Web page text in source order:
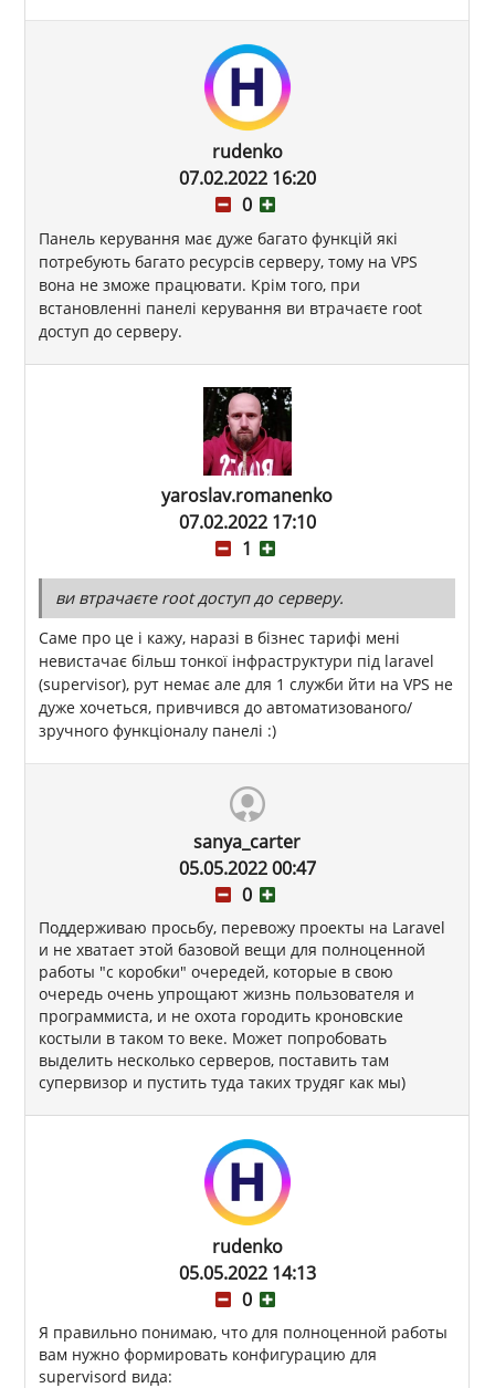
rudenko
07.02.2022 16:20
0
Панель керування має дуже багато функцій які
потребують багато ресурсів серверу, тому на VPS
вона не зможе працювати. Крім того, при
встановленні панелі керування ви втрачаєте root
доступ до серверу.
yaroslav.romanenko
07.02.2022 17:10
1
ви втрачаєте root доступ до серверу.
Саме про це і кажу, наразі в бізнес тарифі мені
невистачає більш тонкої інфраструктури під laravel
(supervisor), рут немає але для 1 служби йти на VPS не
дуже хочеться, привчився до автоматизованого/
зручного функціоналу панелі :)
sanya_carter
05.05.2022 00:47
0
Поддерживаю просьбу, перевожу проекты на Laravel
и не хватает этой базовой вещи для полноценной
работы "с коробки" очередей, которые в свою
очередь очень упрощают жизнь пользователя и
программиста, и не охота городить кроновские
костыли в таком то веке. Может попробовать
выделить несколько серверов, поставить там
супервизор и пустить туда таких трудяг как мы)
rudenko
05.05.2022 14:13
0
Я правильно понимаю, что для полноценной работы
вам нужно формировать конфигурацию для
supervisord вида: